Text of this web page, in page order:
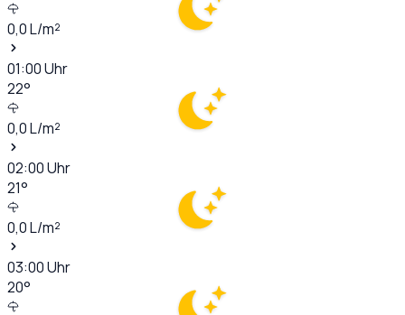
0,0L/m²
01:00Uhr
22°
0,0L/m²
02:00Uhr
21°
0,0L/m²
03:00Uhr
20°